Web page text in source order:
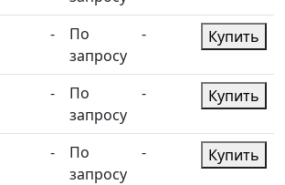
-
По
запросу
- Купить
-
По
запросу
- Купить
-
По
запросу
- Купить